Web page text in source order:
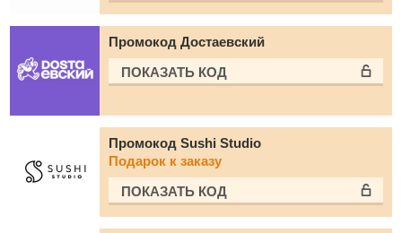
Промокод Достаевский
ПОКАЗАТЬ КОД
Промокод Sushi Studio
Подарок к заказу
ПОКАЗАТЬ КОД